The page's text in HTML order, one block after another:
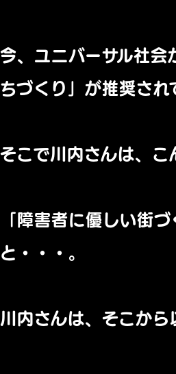
今、ユニバーサル社会
ちづくり」が推奨され
そこで川内さんは、こ
「 障害者に優しい街づ
と・・・。
川内さんは、そこから